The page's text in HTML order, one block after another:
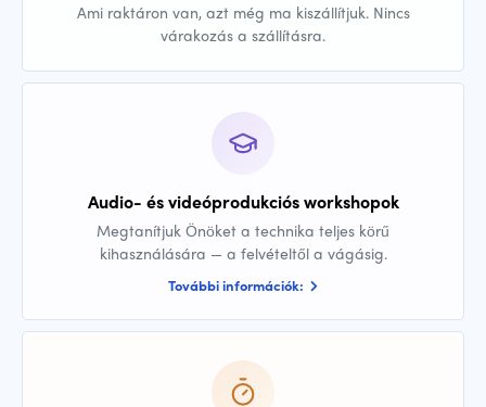
Ami raktáron van, azt még ma kiszállítjuk. Nincs
várakozás a szállításra.
Audio- és videóprodukciós workshopok
Megtanítjuk Önöket a technika teljes körű
kihasználására — a felvételtől a vágásig.
További információk: